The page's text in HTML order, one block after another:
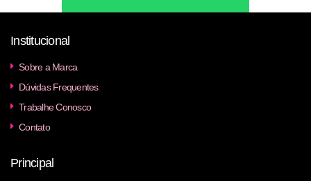
Institucional
Sobre a Marca
Dúvidas Frequentes
Trabalhe Conosco
Contato
Principal